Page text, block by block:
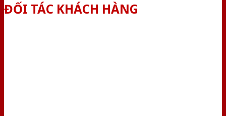
ĐỐI TÁC KHÁCH HÀNG